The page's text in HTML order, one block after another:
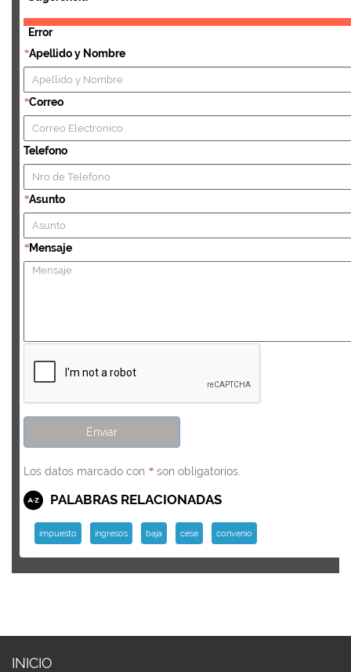
Error
*Apellido y Nombre
*Correo
Telefono
*Asunto
* Mensaje
Los datos marcado con * son obligatorios.
PALABRAS RELACIONADAS
impuesto ingresos baja cese convenio
INICIO